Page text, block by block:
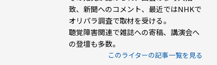
致、新聞へのコメント、最近ではNHKで
オリパラ調査で取材を受ける。
聴覚障害関連で雑誌への寄稿、講演会へ
の登壇も多数。
このライターの記事一覧を見る